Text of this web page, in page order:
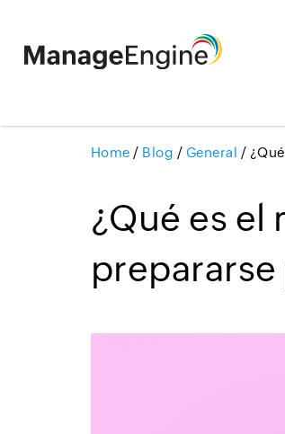
Home / Blog / General /
¿Qué es el
prepararse